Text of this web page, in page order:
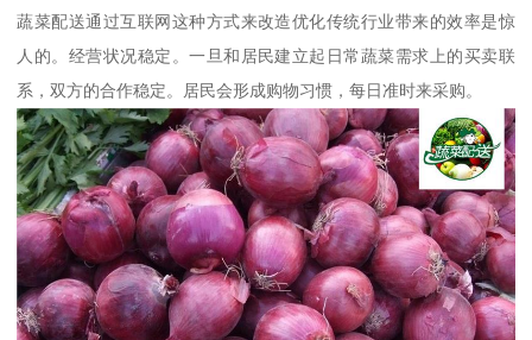
蔬菜配送通过互联网这种方式来改造优化传统行业带来的效率是惊
人的。经营状况稳定。一旦和居民建立起日常蔬菜需求上的买卖联
系，双方的合作稳定。居民会形成购物习惯，每日准时来采购。